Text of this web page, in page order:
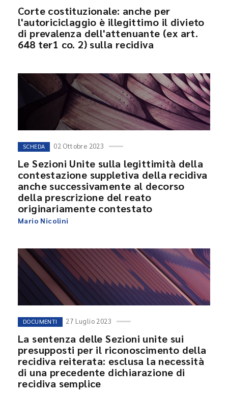
Corte costituzionale: anche per
l'autoriciclaggio è illegittimo il divieto
di prevalenza dell'attenuante (ex art.
648 ter1 co. 2) sulla recidiva
SCHEDA 02 Ottobre 2023
Le Sezioni Unite sulla legittimità della
contestazione suppletiva della recidiva
anche successivamente al decorso
della prescrizione del reato
originariamente contestato
Mario Nicolini
DOCUMENTI 27 Luglio 2023
La sentenza delle Sezioni unite sui
presupposti per il riconoscimento della
recidiva reiterata: esclusa la necessità
di una precedente dichiarazione di
recidiva semplice